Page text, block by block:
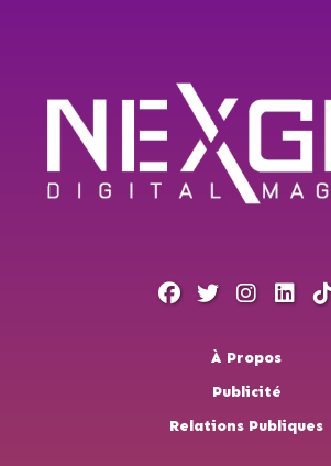
À Propos
Publicité
Relations Publiques